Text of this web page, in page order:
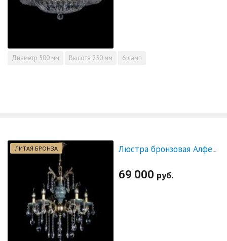
Диаметр 500 мм Высота 250 мм 6 ламп
ЛИТАЯ БРОНЗА
69 000 руб.